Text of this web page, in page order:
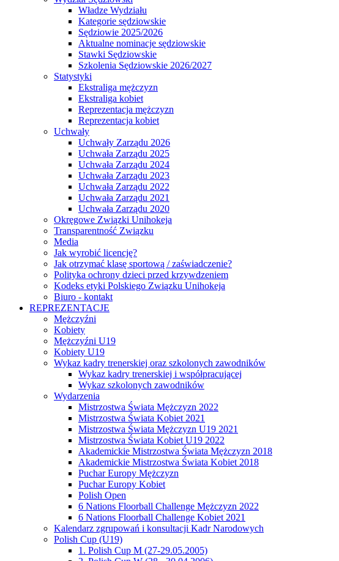
Władze Wydziału
Kategorie sędziowskie
Sędziowie 2025/2026
Aktualne nominacje sędziowskie
Stawki Sędziowskie
Szkolenia Sędziowskie 2026/2027
Statystyki
Ekstraliga mężczyzn
Ekstraliga kobiet
Reprezentacja mężczyzn
Reprezentacja kobiet
Uchwały
Uchwały Zarządu 2026
Uchwała Zarządu 2025
Uchwała Zarządu 2024
Uchwała Zarządu 2023
Uchwała Zarządu 2022
Uchwała Zarządu 2021
Uchwała Zarządu 2020
Okręgowe Związki Unihokeja
Transparentność Związku
Media
Jak wyrobić licencję?
Jak otrzymać klasę sportową / zaświadczenie?
Polityka ochrony dzieci przed krzywdzeniem
Kodeks etyki Polskiego Związku Unihokeja
Biuro - kontakt
REPREZENTACJE
Mężczyźni
Kobiety
Mężczyźni U19
Kobiety U19
Wykaz kadry trenerskiej oraz szkolonych zawodników
Wykaz kadry trenerskiej i współpracującej
Wykaz szkolonych zawodników
Wydarzenia
Mistrzostwa Świata Mężczyzn 2022
Mistrzostwa Świata Kobiet 2021
Mistrzostwa Świata Mężczyzn U19 2021
Mistrzostwa Świata Kobiet U19 2022
Akademickie Mistrzostwa Świata Mężczyzn 2018
Akademickie Mistrzostwa Świata Kobiet 2018
Puchar Europy Mężczyzn
Puchar Europy Kobiet
Polish Open
6 Nations Floorball Challenge Mężczyzn 2022
6 Nations Floorball Challenge Kobiet 2021
Kalendarz zgrupowań i konsultacji Kadr Narodowych
Polish Cup (U19)
1. Polish Cup M (27-29.05.2005)